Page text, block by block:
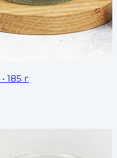
• 185 г